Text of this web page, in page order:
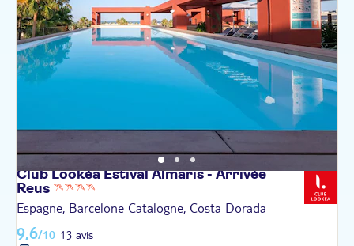
Club Lookéa Estival Almaris - Arrivée
Reus
Espagne, Barcelone Catalogne, Costa Dorada
9,6/10 13 avis